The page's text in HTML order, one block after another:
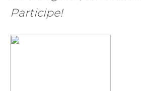
Participe!